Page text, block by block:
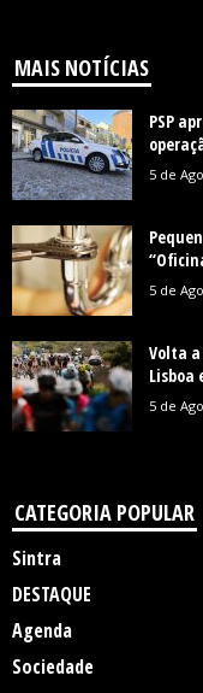
MAIS NOTÍCIAS
PSP
5 de
5 de
Volta
Lisboa
5 de
CATEGORIA POPULAR
Sintra
DESTAQUE
Agenda
Sociedade